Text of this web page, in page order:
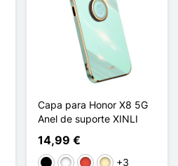
Capa para Honor X8 5G
Anel de suporte XINLI
14,99 €
PretoBrancoVermelho
Ouro+3